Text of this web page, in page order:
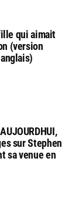
qui aimait
(version
sur Stephen
sa venue en